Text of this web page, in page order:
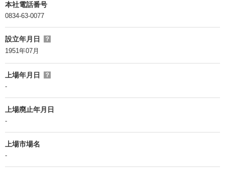
本社電話番号
0834-63-0077
設立年月日 ？
1951年07月
上場年月日 ？
-
上場廃止年月日
-
上場市場名
-